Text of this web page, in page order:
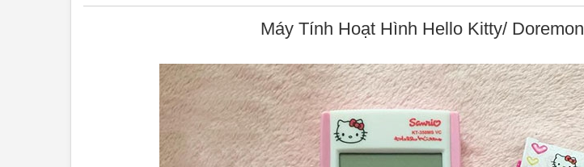
Máy Tính Hoạt Hình Hello Kitty/ Doremon